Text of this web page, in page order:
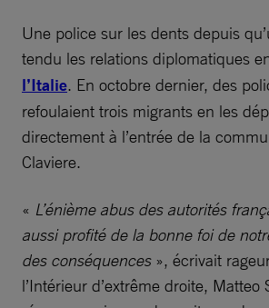
Une police sur les dents depuis
tendu les relations diplomatiques
l’Italie. En octobre dernier, des
refoulaient trois migrants en les
directement à l’entrée de la
Claviere.
« L’énième abus des autorités
aussi profité de la bonne foi de
des conséquences », écrivait
l’Intérieur d’extrême droite, Matteo